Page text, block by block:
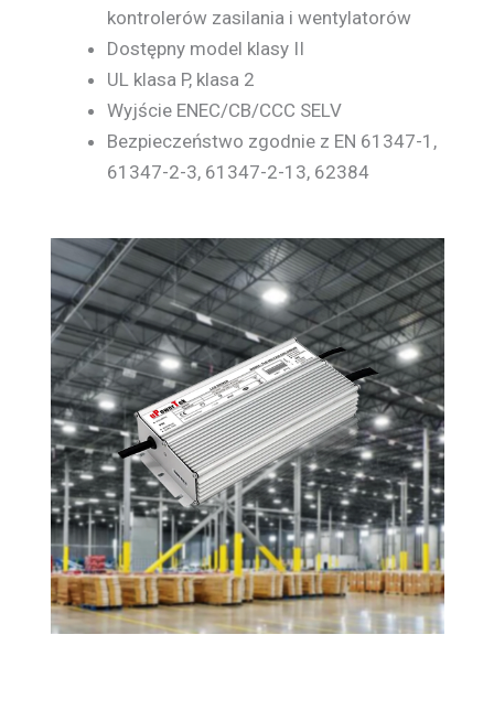
kontrolerów zasilania i wentylatorów
Dostępny model klasy II
UL klasa P, klasa 2
Wyjście ENEC/CB/CCC SELV
Bezpieczeństwo zgodnie z EN 61347-1,
61347-2-3, 61347-2-13, 62384